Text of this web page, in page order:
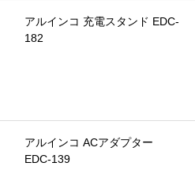
アルインコ 充電スタンド EDC-
182
アルインコ ACアダプター
EDC-139